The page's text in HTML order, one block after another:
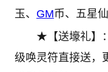
玉、 GM币、五星
★【送壕礼】
级唤灵符直接送，